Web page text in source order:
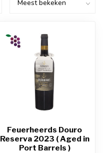
Feuerheerds Douro
Reserva 2023 ( Aged in
Port Barrels )